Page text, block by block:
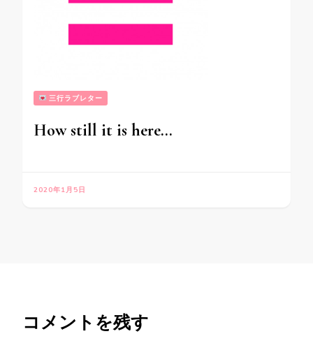
三行ラブレター
How still it is here…
2020年1月5日
コメントを残す